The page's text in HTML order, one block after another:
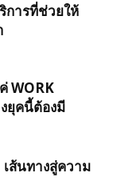
การที่ช่วยให้
WORK
ยุคนี้ต้องมี
ส้นทางสู่ความ